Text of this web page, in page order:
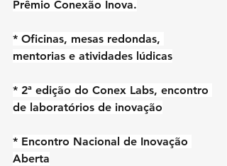
Prêmio Conexão Inova.
* Oficinas, mesas redondas,
mentorias e atividades lúdicas
* 2ª edição do Conex Labs, encontro
de laboratórios de inovação
* Encontro Nacional de Inovação
Aberta